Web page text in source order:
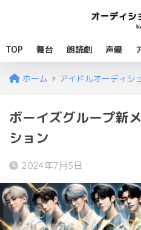
TOP 舞台 朗読劇 声優
ホーム アイドルオーディシ
ボーイズグループ新
ション
2024年7月5日